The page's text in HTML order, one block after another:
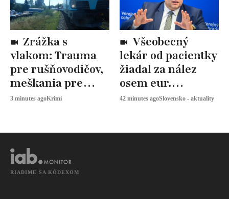
vlakom: Trauma
pre rušňovodičov,
meškania pre
tisíce cestujúcich
3 minutes agoKrimi
lekár od pacientky
žiadal za nález
osem eur.
Ombudsman:
42 minutes agoSlovensko - aktuality
RIADIME SA KÓDEXOM